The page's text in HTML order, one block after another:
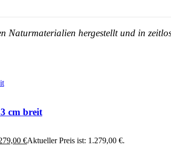
Naturmaterialien hergestellt und in
cm breit
€Aktueller Preis ist: 1.279,00 €.